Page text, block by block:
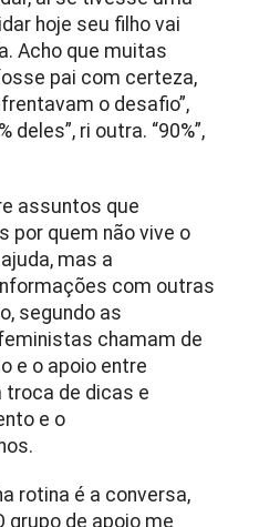
hoje seu filho vai
Acho que muitas
pai com certeza,
o desafio”,
deles”, ri outra. “90%”,
assuntos que
por quem não vive o
mas a
com outras
segundo as
chamam de
e o apoio entre
troca de dicas e
e o
rotina é a conversa,
grupo de apoio me